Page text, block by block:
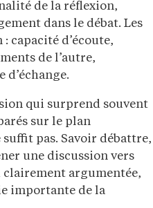
de la réflexion,
dans le débat. Les
capacité d’écoute,
de l’autre,
qui surprend souvent
sur le plan
pas. Savoir débattre,
une discussion vers
argumentée,
importante de la